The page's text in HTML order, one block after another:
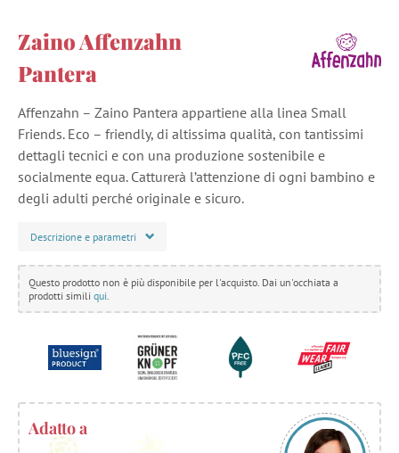
Zaino Affenzahn
Pantera
Affenzahn – Zaino Pantera appartiene alla linea Small
Friends. Eco – friendly, di altissima qualità, con tantissimi
dettagli tecnici e con una produzione sostenibile e
socialmente equa. Catturerà l’attenzione di ogni bambino e
degli adulti perché originale e sicuro.
Descrizione e parametri
Questo prodotto non è più disponibile per l'acquisto. Dai un'occhiata a
prodotti simili qui
Adatto a